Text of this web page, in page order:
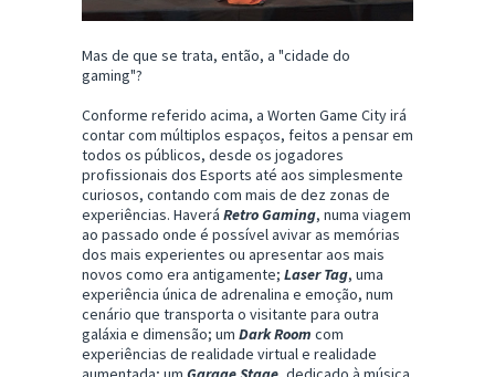
Mas de que se trata, então, a "cidade do
gaming"?
Conforme referido acima, a Worten Game City irá
contar com múltiplos espaços, feitos a pensar em
todos os públicos, desde os jogadores
profissionais dos Esports até aos simplesmente
curiosos, contando com mais de dez zonas de
experiências. Haverá Retro Gaming, numa viagem
ao passado onde é possível avivar as memórias
dos mais experientes ou apresentar aos mais
novos como era antigamente; Laser Tag, uma
experiência única de adrenalina e emoção, num
cenário que transporta o visitante para outra
galáxia e dimensão; um Dark Room com
experiências de realidade virtual e realidade